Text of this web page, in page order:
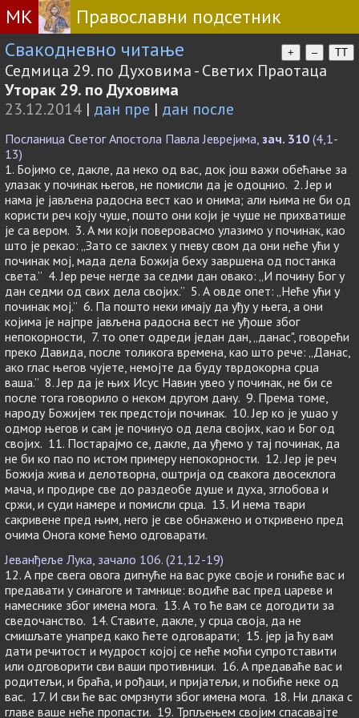
МК
Православни подсетник
Свакодневно читање
+ – TT
Седмица 29. по Духовима - Светих Праотаца
Уторак 29. по Духовима
23.12.2014 | дан пре | дан после
Посланица Светог Апостола Павла Јеврејима, зач. 310 (4,1-
13)
1. Бојимо се, дакле, да неко од вас, док још важи обећање за
улазак у починак његов, не помисли да је одоцнио. 2. Јер и
нама је јављена радосна вест као и онима; али њима не би од
користи реч коју чуше, пошто они који је чуше не прихватише
је са вером. 3. А ми који поверовасмо улазимо у починак, као
што је рекао: „Зато се заклех у гневу свом да они неће ући у
починак мој, мада дела Божија беху завршена од постанка
света.” 4. Јер рече негде за седми дан овако: „И почину Бог у
дан седми од свих дела својих.” 5. А овде опет: „Неће ући у
починак мој.” 6. Па пошто неки имају да уђу у њега, а они
којима је најпре јављена радосна вест не уђоше због
непокорности, 7. то опет одреди један дан, „данас", говорећи
преко Давида, после толикога времена, као што рече: „Данас,
ако глас његов чујете, немојте да буду тврдокорна срца
ваша.” 8. Јер да је њих Исус Навин увео у починак, не би се
после тога говорило о неком другом дану. 9. Према томе,
народу Божијем тек предстоји починак. 10. Јер ко је ушао у
одмор његов и сам је починуо од дела својих, као и Бог од
својих. 11. Постарајмо се, дакле, да уђемо у тај починак, да
не би ко пао по истом примеру непокорности. 12. Јер је реч
Божија жива и делотворна, оштрија од свакога двосеклога
мача, и продире све до раздеобе душе и духа, зглобова и
сржи, и суди намере и помисли срца. 13. И нема твари
сакривене пред њим, него је све обнажено и откривено пред
очима Онога коме ћемо одговарати.
Јеванђеље Лука, зачало 106. (21,12-19)
12. А пре свега овога дигнуће на вас руке своје и гониће вас и
предавати у синагоге и тамнице: водиће вас пред цареве и
намеснике због имена мога. 13. А то ће вам се догодити за
сведочанство. 14. Ставите, дакле, у срца своја, да не
смишљате унапред како ћете одговарати; 15. јер ја ћу вам
дати речитост и мудрост којој се неће моћи супротставити
или одговорити сви ваши противници. 16. А предаваће вас и
родитељи, и браћа, и рођаци, и пријатељи, и побиће неке од
вас. 17. И сви ће вас омрзнути због имена мога. 18. Ни длака с
главе ваше неће пропасти. 19. Трпљењем својим спасавајте